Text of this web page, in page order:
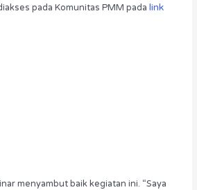
pada Komunitas PMM pada link
menyambut baik kegiatan ini. “Saya